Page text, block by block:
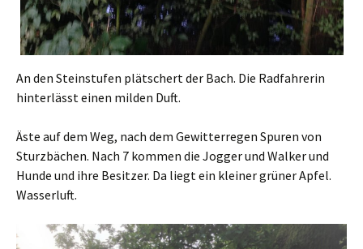
An den Steinstufen plätschert der Bach. Die Radfahrerin
hinterlässt einen milden Duft.
Äste auf dem Weg, nach dem Gewitterregen Spuren von
Sturzbächen. Nach 7 kommen die Jogger und Walker und
Hunde und ihre Besitzer. Da liegt ein kleiner grüner Apfel.
Wasserluft.